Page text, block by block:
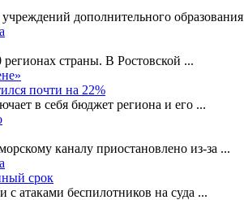
дополнительного образования
страны. В Ростовской ...
почти на 22%
в себя бюджет региона и его ...
каналу приостановлено из-за ...
срок
атаками беспилотников на суда ...